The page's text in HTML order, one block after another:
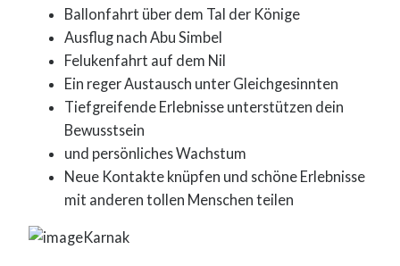
Ballonfahrt über dem Tal der Könige
Ausflug nach Abu Simbel
Felukenfahrt auf dem Nil
Ein reger Austausch unter Gleichgesinnten
Tiefgreifende Erlebnisse unterstützen dein
Bewusstsein
und persönliches Wachstum
Neue Kontakte knüpfen und schöne Erlebnisse
mit anderen tollen Menschen teilen